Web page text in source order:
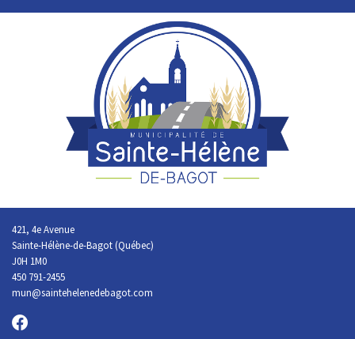
421, 4e Avenue
Sainte-Hélène-de-Bagot (Québec)
J0H 1M0
450 791-2455
mun@saintehelenedebagot.com